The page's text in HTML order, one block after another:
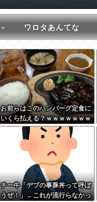
ワロタあんてな
お前らはこのハンバーグ定食に
いくら払える？ｗｗｗｗｗｗｗ
ｗｗｗ
チー牛「デブの事豚丼って呼ぼ
うぜ！」←これが流行らなかっ